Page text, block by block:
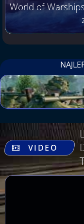
World of
VIDEO